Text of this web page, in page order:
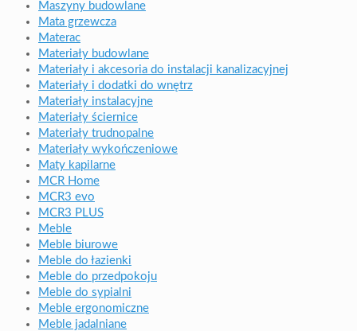
Maszyny budowlane
Mata grzewcza
Materac
Materiały budowlane
Materiały i akcesoria do instalacji kanalizacyjnej
Materiały i dodatki do wnętrz
Materiały instalacyjne
Materiały ściernice
Materiały trudnopalne
Materiały wykończeniowe
Maty kapilarne
MCR Home
MCR3 evo
MCR3 PLUS
Meble
Meble biurowe
Meble do łazienki
Meble do przedpokoju
Meble do sypialni
Meble ergonomiczne
Meble jadalniane